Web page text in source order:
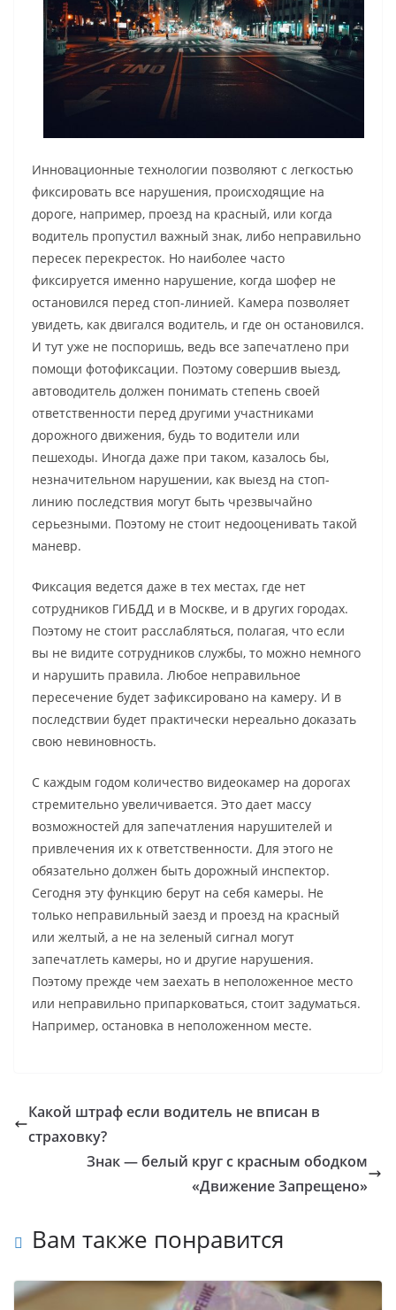
Инновационные технологии позволяют с легкостью
фиксировать все нарушения, происходящие на
дороге, например, проезд на красный, или когда
водитель пропустил важный знак, либо неправильно
пересек перекресток. Но наиболее часто
фиксируется именно нарушение, когда шофер не
остановился перед стоп-линией. Камера позволяет
увидеть, как двигался водитель, и где он остановился.
И тут уже не поспоришь, ведь все запечатлено при
помощи фотофиксации. Поэтому совершив выезд,
автоводитель должен понимать степень своей
ответственности перед другими участниками
дорожного движения, будь то водители или
пешеходы. Иногда даже при таком, казалось бы,
незначительном нарушении, как выезд на стоп-
линию последствия могут быть чрезвычайно
серьезными. Поэтому не стоит недооценивать такой
маневр.
Фиксация ведется даже в тех местах, где нет
сотрудников ГИБДД и в Москве, и в других городах.
Поэтому не стоит расслабляться, полагая, что если
вы не видите сотрудников службы, то можно немного
и нарушить правила. Любое неправильное
пересечение будет зафиксировано на камеру. И в
последствии будет практически нереально доказать
свою невиновность.
С каждым годом количество видеокамер на дорогах
стремительно увеличивается. Это дает массу
возможностей для запечатления нарушителей и
привлечения их к ответственности. Для этого не
обязательно должен быть дорожный инспектор.
Сегодня эту функцию берут на себя камеры. Не
только неправильный заезд и проезд на красный
или желтый, а не на зеленый сигнал могут
запечатлеть камеры, но и другие нарушения.
Поэтому прежде чем заехать в неположенное место
или неправильно припарковаться, стоит задуматься.
Например, остановка в неположенном месте.
Какой штраф если водитель не вписан в
страховку?
Знак — белый круг с красным ободком
«Движение Запрещено»
Вам также понравится